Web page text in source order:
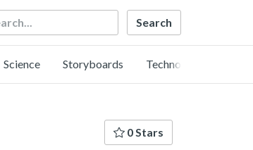
Science Storyboards Technology
0 Stars